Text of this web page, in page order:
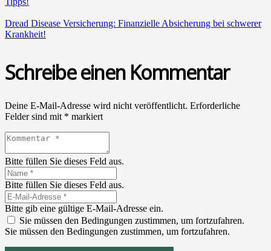
Dread Dise­a­se Ver­si­che­rung: Finan­zi­el­le Absi­che­rung bei schwe­rer
Krank­heit!
Schreibe einen Kommentar
Deine E-Mail-Adresse wird nicht veröffentlicht. Erforderliche
Felder sind mit * markiert
Bitte füllen Sie dieses Feld aus.
Bitte füllen Sie dieses Feld aus.
Bitte gib eine gültige E-Mail-Adresse ein.
Sie müssen den Bedingungen zustimmen, um fortzufahren.
Sie müssen den Bedingungen zustimmen, um fortzufahren.